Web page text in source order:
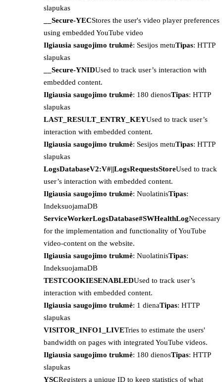
slapukas
__Secure-YECStores the user's video player preferences
using embedded YouTube video
Ilgiausia saugojimo trukmė: Sesijos metuTipas: HTTP
slapukas
__Secure-YNIDUsed to track user’s interaction with
embedded content.
Ilgiausia saugojimo trukmė: 180 dienosTipas: HTTP
slapukas
LAST_RESULT_ENTRY_KEYUsed to track user’s
interaction with embedded content.
Ilgiausia saugojimo trukmė: Sesijos metuTipas: HTTP
slapukas
LogsDatabaseV2:V#||LogsRequestsStoreUsed to track
user’s interaction with embedded content.
Ilgiausia saugojimo trukmė: NuolatinisTipas:
IndeksuojamaDB
ServiceWorkerLogsDatabase#SWHealthLogNecessary
for the implementation and functionality of YouTube
video-content on the website.
Ilgiausia saugojimo trukmė: NuolatinisTipas:
IndeksuojamaDB
TESTCOOKIESENABLEDUsed to track user’s
interaction with embedded content.
Ilgiausia saugojimo trukmė: 1 dienaTipas: HTTP
slapukas
VISITOR_INFO1_LIVETries to estimate the users'
bandwidth on pages with integrated YouTube videos.
Ilgiausia saugojimo trukmė: 180 dienosTipas: HTTP
slapukas
YSCRegisters a unique ID to keep statistics of what